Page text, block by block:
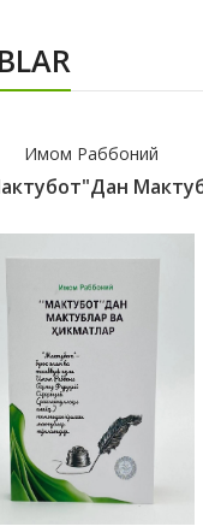
Имом Раббоний